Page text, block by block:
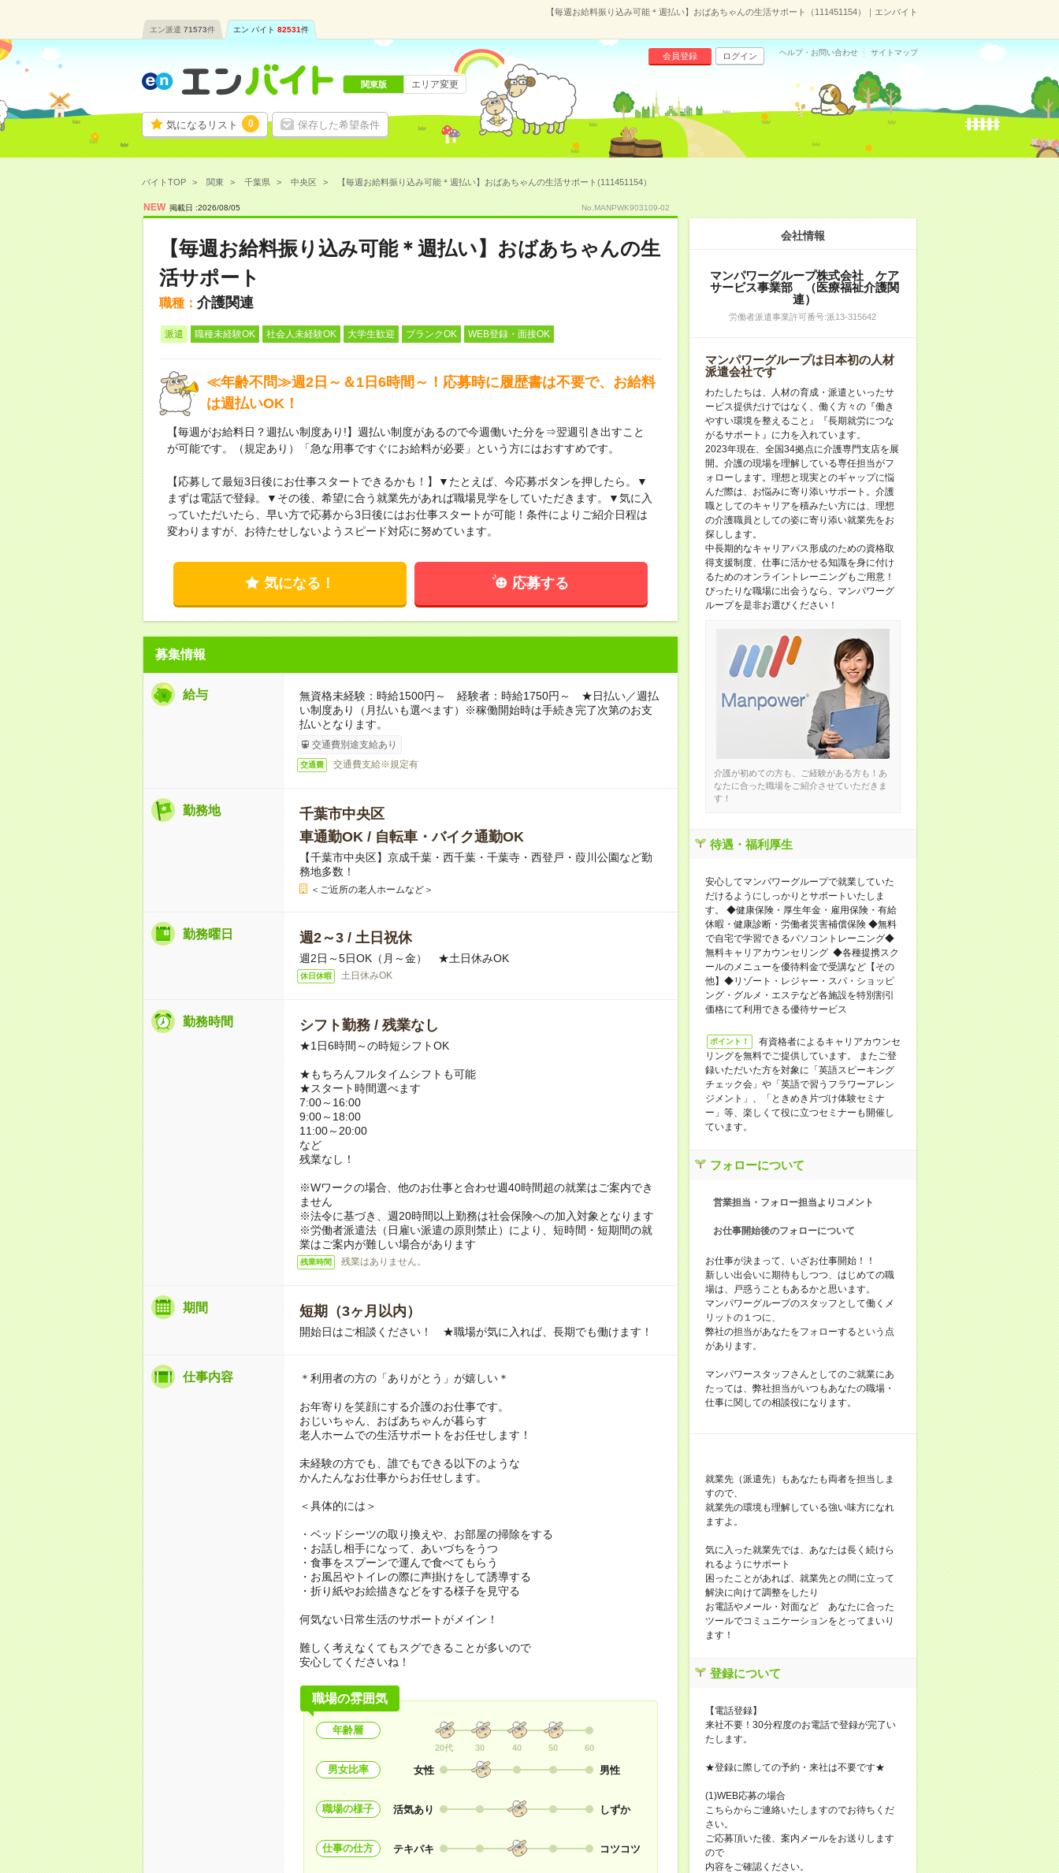
【毎週お給料振り込み可能＊週払い】おばあちゃんの生活サポート（111451154）｜エンバイト
エン派遣 71573件 エン バイト 82531件
気になるリスト 0 保存した希望条件
会員登録 ログイン ヘルプ・お問い合わせ サイトマップ
関東版 エリア変更
バイトTOP 関東 千葉県 中央区 【毎週お給料振り込み可能＊週払い】おばあちゃんの生活サポート(111451154）
NEW 掲載日 :2026/08/05 No.MANPWK903109-02
【毎週お給料振り込み可能＊週払い】おばあちゃんの生
活サポート
職種： 介護関連
派遣 職種未経験OK 社会人未経験OK 大学生歓迎 ブランクOK WEB登録・面接OK
≪年齢不問≫週2日～＆1日6時間～！応募時に履歴書は不要で、お給料
は週払いOK！
【毎週がお給料日？週払い制度あり!】週払い制度があるので今週働いた分を⇒翌週引き出すこと
が可能です。（規定あり）「急な用事ですぐにお給料が必要」という方にはおすすめです。
【応募して最短3日後にお仕事スタートできるかも！】▼たとえば、今応募ボタンを押したら。▼
まずは電話で登録。▼その後、希望に合う就業先があれば職場見学をしていただきます。▼気に入
っていただいたら、早い方で応募から3日後にはお仕事スタートが可能！条件によりご紹介日程は
変わりますが、お待たせしないようスピード対応に努めています。
気になる！ 応募する
募集情報
給与
無資格未経験：時給1500円～ 経験者：時給1750円～ ★日払い／週払
い制度あり（月払いも選べます）※稼働開始時は手続き完了次第のお支
払いとなります。
交通費別途支給あり
交通費 交通費支給※規定有
勤務地
千葉市中央区
車通勤OK / 自転車・バイク通勤OK
【千葉市中央区】京成千葉・西千葉・千葉寺・西登戸・葭川公園など勤
務地多数！
＜ご近所の老人ホームなど＞
勤務曜日 週2～3 / 土日祝休
週2日～5日OK（月～金） ★土日休みOK
休日休暇 土日休みOK
勤務時間 シフト勤務 / 残業なし
★1日6時間～の時短シフトOK
★もちろんフルタイムシフトも可能
★スタート時間選べます
7:00～16:00
9:00～18:00
11:00～20:00
など
残業なし！
※Wワークの場合、他のお仕事と合わせ週40時間超の就業はご案内でき
ません
※法令に基づき、週20時間以上勤務は社会保険への加入対象となります
※労働者派遣法（日雇い派遣の原則禁止）により、短時間・短期間の就
業はご案内が難しい場合があります
残業時間 残業はありません。
期間 短期（3ヶ月以内）
開始日はご相談ください！ ★職場が気に入れば、長期でも働けます！
仕事内容 ＊利用者の方の「ありがとう」が嬉しい＊
お年寄りを笑顔にする介護のお仕事です。
おじいちゃん、おばあちゃんが暮らす
老人ホームでの生活サポートをお任せします！
未経験の方でも、誰でもできる以下のような
かんたんなお仕事からお任せします。
＜具体的には＞
・ベッドシーツの取り換えや、お部屋の掃除をする
・お話し相手になって、あいづちをうつ
・食事をスプーンで運んで食べてもらう
・お風呂やトイレの際に声掛けをして誘導する
・折り紙やお絵描きなどをする様子を見守る
何気ない日常生活のサポートがメイン！
難しく考えなくてもスグできることが多いので
安心してくださいね！
職場の雰囲気
年齢層
20代 30 40 50 60
男女比率 女性 男性
職場の様子 活気あり しずか
仕事の仕方 テキパキ コツコツ
会社情報
マンパワーグループ株式会社 ケア
サービス事業部 （医療福祉介護関
連）
労働者派遣事業許可番号:派13-315642
マンパワーグループは日本初の人材
派遣会社です
わたしたちは、人材の育成・派遣といったサ
ービス提供だけではなく、働く方々の『働き
やすい環境を整えること』『長期就労につな
がるサポート』に力を入れています。
2023年現在、全国34拠点に介護専門支店を展
開。介護の現場を理解している専任担当がフ
ォローします。理想と現実とのギャップに悩
んだ際は、お悩みに寄り添いサポート。介護
職としてのキャリアを積みたい方には、理想
の介護職員としての姿に寄り添い就業先をお
探しします。
中長期的なキャリアパス形成のための資格取
得支援制度、仕事に活かせる知識を身に付け
るためのオンライントレーニングもご用意！
ぴったりな職場に出会うなら、マンパワーグ
ループを是非お選びください！
介護が初めての方も、ご経験がある方も！あ
なたに合った職場をご紹介させていただきま
す！
待遇・福利厚生
安心してマンパワーグループで就業していた
だけるようにしっかりとサポートいたしま
す。 ◆健康保険・厚生年金・雇用保険・有給
休暇・健康診断・労働者災害補償保険 ◆無料
で自宅で学習できるパソコントレーニング◆
無料キャリアカウンセリング ◆各種提携スク
ールのメニューを優待料金で受講など【その
他】◆リゾート・レジャー・スパ・ショッピ
ング・グルメ・エステなど各施設を特別割引
価格にて利用できる優待サービス
ポイント！
有資格者によるキャリアカウンセ
リングを無料でご提供しています。 またご登
録いただいた方を対象に「英語スピーキング
チェック会」や「英語で習うフラワーアレン
ジメント」、「ときめき片づけ体験セミナ
ー」等、楽しくて役に立つセミナーも開催し
ています。
フォローについて
営業担当・フォロー担当よりコメント
お仕事開始後のフォローについて
お仕事が決まって、いざお仕事開始！！
新しい出会いに期待もしつつ、はじめての職
場は、戸惑うこともあるかと思います。
マンパワーグループのスタッフとして働くメ
リットの１つに、
弊社の担当があなたをフォローするという点
があります。
マンパワースタッフさんとしてのご就業にあ
たっては、弊社担当がいつもあなたの職場・
仕事に関しての相談役になります。
就業先（派遣先）もあなたも両者を担当しま
すので、
就業先の環境も理解している強い味方になれ
ますよ。
気に入った就業先では、あなたは長く続けら
れるようにサポート
困ったことがあれば、就業先との間に立って
解決に向けて調整をしたり
お電話やメール・対面など あなたに合った
ツールでコミュニケーションをとってまいり
ます！
登録について
【電話登録】
来社不要！30分程度のお電話で登録が完了い
たします。
★登録に際しての予約・来社は不要です★
(1)WEB応募の場合
こちらからご連絡いたしますのでお待ちくだ
さい。
ご応募頂いた後、案内メールをお送りします
ので
内容をご確認ください。